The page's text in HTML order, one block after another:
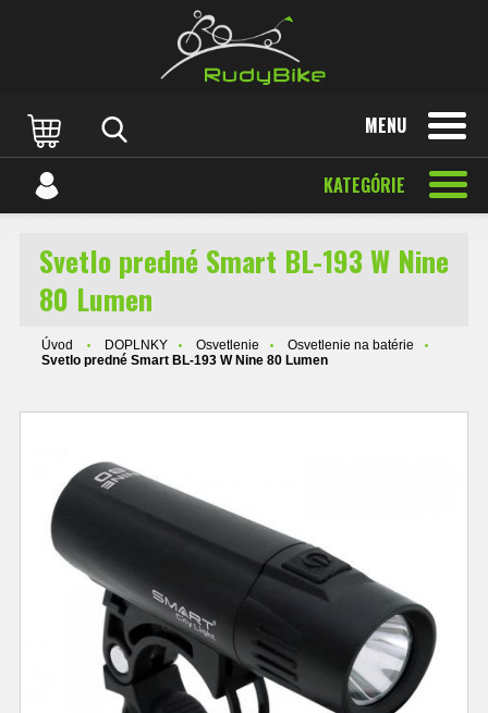
MENU
KATEGÓRIE
Svetlo predné Smart BL-193 W Nine
80 Lumen
Úvod DOPLNKY Osvetlenie
Osvetlenie na batérie
Svetlo predné Smart BL-193 W Nine 80 Lumen